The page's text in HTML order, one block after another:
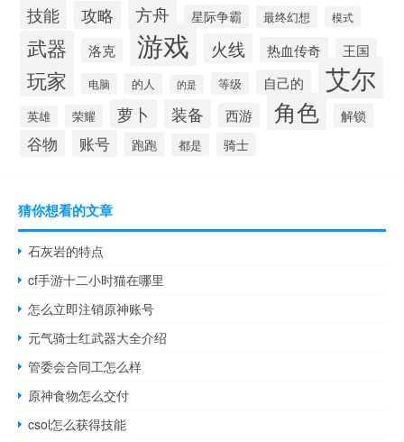
技能 攻略 方舟 星际争霸 最终幻想 模式
武器 洛克 游戏 火线 热血传奇 王国
玩家 电脑 的人 的是 等级 自己的 艾尔
英雄 荣耀 萝卜 装备 西游 角色 解锁
谷物 账号 跑跑 都是 骑士
猜你想看的文章
石灰岩的特点
cf手游十二小时猫在哪里
怎么立即注销原神账号
元气骑士红武器大全介绍
管委会合同工怎么样
原神食物怎么交付
csol怎么获得技能